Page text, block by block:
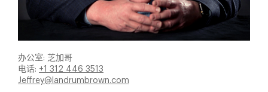
办公室: 芝加哥
电话: +1 312 446 3513
Jeffrey@landrumbrown.com